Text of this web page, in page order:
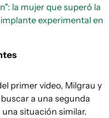
la mujer que superó la
experimental en
primer video, Milgrau y
a una segunda
situación similar.